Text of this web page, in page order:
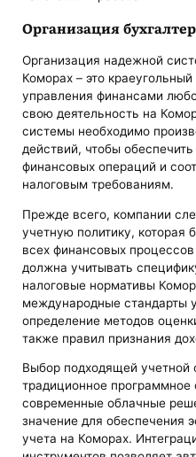
Организация
Организация надежной
Коморах – это
управления финансами
свою деятельность на
системы необходимо
действий, чтобы
финансовых операций и
налоговым требованиям.
Прежде всего, компании
учетную политику, которая
всех финансовых
должна учитывать
налоговые нормативы
международные стандарты
определение методов
также правил признания
Выбор подходящей учетной
традиционное программное
современные облачные
значение для обеспечения
учета на Коморах.